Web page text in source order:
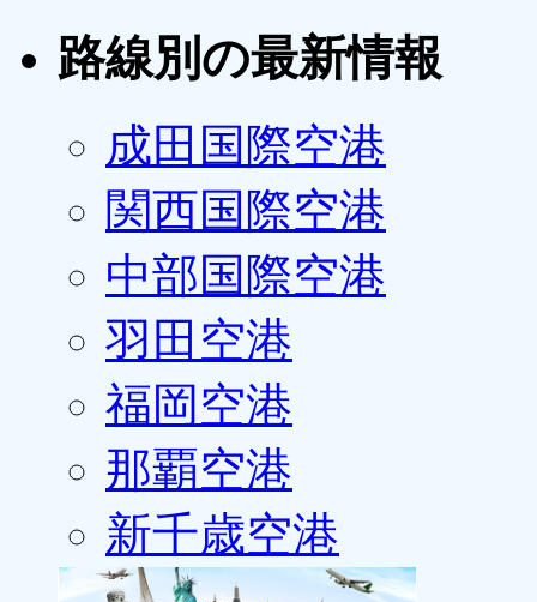
路線別の最新情報
成田国際空港
関西国際空港
中部国際空港
羽田空港
福岡空港
那覇空港
新千歳空港